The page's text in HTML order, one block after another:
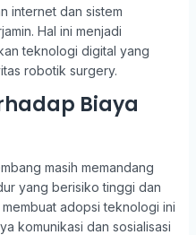
internet dan sistem
Hal ini menjadi
teknologi digital yang
robotik surgery.
Biaya
masih memandang
yang berisiko tinggi dan
adopsi teknologi ini
komunikasi dan sosialisasi